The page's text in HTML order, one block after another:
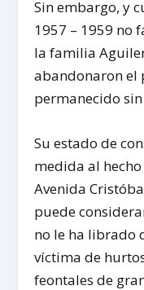
Sin embargo, y
1957 – 1959 no
la familia
abandonaron el
permanecido
Su estado de
medida al
Avenida
puede
no le ha librado
víctima de
feontales de